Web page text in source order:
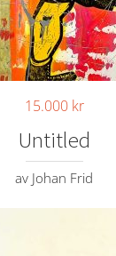
15.000 kr
Untitled
av Johan Frid